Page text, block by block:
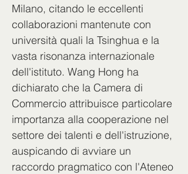
Milano, citando le eccellenti
collaborazioni mantenute con
università quali la Tsinghua e la
vasta risonanza internazionale
dell'istituto. Wang Hong ha
dichiarato che la Camera di
Commercio attribuisce particolare
importanza alla cooperazione nel
settore dei talenti e dell'istruzione,
auspicando di avviare un
raccordo pragmatico con l'Ateneo